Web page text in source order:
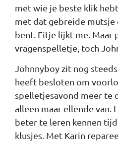
met wie je beste klik
met dat gebreide
bent. Eitje lijkt me. Maar
vragenspelletje, toch
Johnnyboy zit nog
heeft besloten om
spelletjesavond meer te
alleen maar ellende van.
beter te leren kennen
klusjes. Met Karin